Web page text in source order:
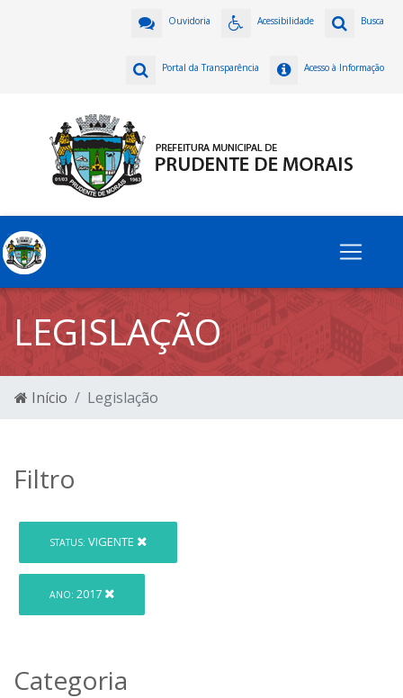
Busca
Acessibilidade
Ouvidoria
Acesso à Informação
Portal da Transparência
LEGISLAÇÃO
Início Legislação
Filtro
STATUS: VIGENTE
ANO: 2017
Categoria